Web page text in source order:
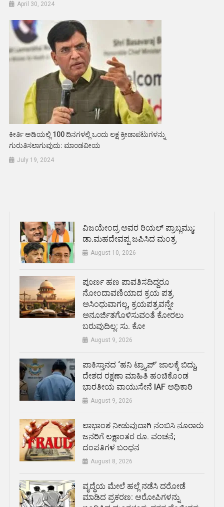
April 30, 2024
ಕೀರ್ತಿ ಅಡಿಯಲ್ಲಿ 100 ದಿನಗಳಲ್ಲಿ ಒಂದು ಲಕ್ಷ ಕ್ರೀಡಾಪಟುಗಳನ್ನು
ಗುರುತಿಸಲಾಗುವುದು: ಮಾಂಡವೀಯ
July 19, 2024
ವಿಜಯೇಂದ್ರ ಅವರ ರಿಯಲ್ ಪ್ರಾಬ್ಲಮ್ಮು;
ಡಾ.ಮಹದೇವಪ್ಪ ಜಪಿಸಿದ ಮಂತ್ರ
August 10, 2026
ಪೂರ್ಣ ಹಣ ಪಾವತಿಸದಿದ್ದರೂ
ನೋಂದಾವಣಿಯಾದ ಕ್ರಯ ಪತ್ರ
ಅಸಿಂಧುವಾಗಲ್ಲ, ಕ್ರಯಪತ್ರವನ್ನೇ
ಅನೂರ್ಜಿತಗೊಳಿಸುವಂತೆ ಕೋರಲು
ಬರುವುದಿಲ್ಲ: ಸು. ಕೋ
August 9, 2026
ಪಾಕಿಸ್ತಾನದ ‘ಹನಿ ಟ್ರ್ಯಾಪ್’ ಜಾಲಕ್ಕೆ ಬಿದ್ದು,
ದೇಶದ ರಕ್ಷಣಾ ಮಾಹಿತಿ ಹಂಚಿಕೊಂಡ
ಭಾರತೀಯ ವಾಯುಸೇನೆ IAF ಅಧಿಕಾರಿ
August 9, 2026
ಲಾಭಾಂಶ ನೀಡುವುದಾಗಿ ನಂಬಿಸಿ ನೂರಾರು
ಜನರಿಗೆ ಲಕ್ಷಾಂತರ ರೂ. ವಂಚನೆ;
ದಂಪತಿಗಳ ಬಂಧನ
August 8, 2026
ವೃದ್ಧೆಯ ಮೇಲೆ ಹಲ್ಲೆ ನಡೆಸಿ ದರೋಡೆ
ಮಾಡಿದ ಪ್ರಕರಣ: ಆರೋಪಿಗಳನ್ನು